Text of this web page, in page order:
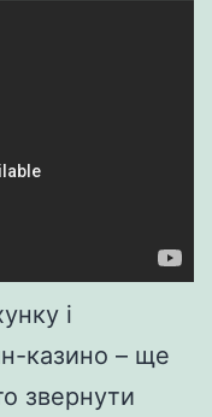
і
казино – ще
звернути